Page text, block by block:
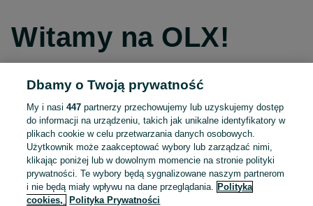
Witamy na OLX!
Kontynuuj przez Facebooka
Kontynuuj przez konto Apple
Kontynuuj przez konto Google
Dbamy o Twoją prywatność
My i nasi447 partnerzy przechowujemy lub uzyskujemy dostęp
do informacji na urządzeniu, takich jak unikalne identyfikatory w
plikach cookie w celu przetwarzania danych osobowych.
Użytkownik może zaakceptować wybory lub zarządzać nimi,
klikając poniżej lub w dowolnym momencie na stronie polityki
prywatności. Te wybory będą sygnalizowane naszym partnerom
i nie będą miały wpływu na dane przeglądania.
Polityka
cookies,
Polityka Prywatności